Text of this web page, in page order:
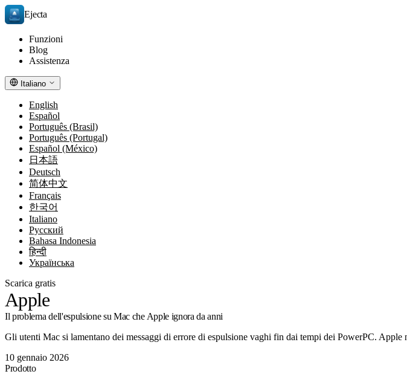
Ejecta
Funzioni
Blog
Assistenza
Italiano
English
Español
Português (Brasil)
Português (Portugal)
Español (México)
日本語
Deutsch
简体中文
Français
한국어
Italiano
Русский
Bahasa Indonesia
हिन्दी
Українська
Scarica gratis
Apple
Il problema dell'espulsione su Mac che Apple ignora da anni
Gli utenti Mac si lamentano dei messaggi di errore di espulsione vaghi fin dai tempi dei PowerPC.
10 gennaio 2026
Prodotto